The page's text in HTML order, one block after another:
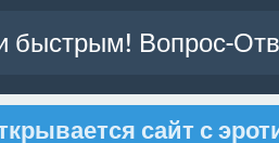
быстрым! Вопрос-
сайт с